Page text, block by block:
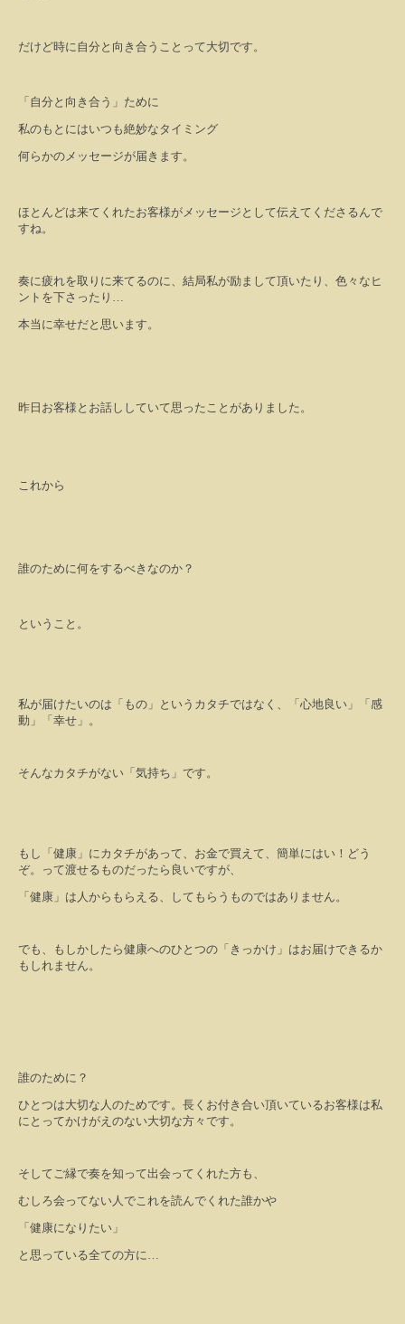
だけど時に自分と向き合うことって大切です。
「自分と向き合う」ために
私のもとにはいつも絶妙なタイミング
何らかのメッセージが届きます。
ほとんどは来てくれたお客様がメッセージとして伝えてくださるんで
すね。
奏に疲れを取りに来てるのに、結局私が励まして頂いたり、色々なヒ
ントを下さったり
本当に幸せだと思います。
昨日お客様とお話ししていて思ったことがありました。
これから
誰のために何をするべきなのか？
ということ。
私が届けたいのは「もの」というカタチではなく、「心地良い」「感
動」「幸せ」。
そんなカタチがない「気持ち」です。
もし「健康」にカタチがあって、お金で買えて、簡単にはい！どう
ぞ。って渡せるものだったら良いですが、
「健康」は人からもらえる、してもらうものではありません。
でも、もしかしたら健康へのひとつの「きっかけ」はお届けできるか
もしれません。
誰のために？
ひとつは大切な人のためです。長くお付き合い頂いているお客様は私
にとってかけがえのない大切な方々です。
そしてご縁で奏を知って出会ってくれた方も、
むしろ会ってない人でこれを読んでくれた誰かや
「健康になりたい」
と思っている全ての方に…